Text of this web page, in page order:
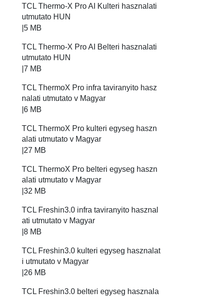
TCL Thermo-X Pro AI Kulteri hasznalati
utmutato HUN
5 MB
TCL Thermo-X Pro AI Belteri hasznalati
utmutato HUN
7 MB
TCL ThermoX Pro infra taviranyito hasz
nalati utmutato v Magyar
6 MB
TCL ThermoX Pro kulteri egyseg haszn
alati utmutato v Magyar
27 MB
TCL ThermoX Pro belteri egyseg haszn
alati utmutato v Magyar
32 MB
TCL Freshin3.0 infra taviranyito hasznal
ati utmutato v Magyar
8 MB
TCL Freshin3.0 kulteri egyseg hasznalat
i utmutato v Magyar
26 MB
TCL Freshin3.0 belteri egyseg hasznala